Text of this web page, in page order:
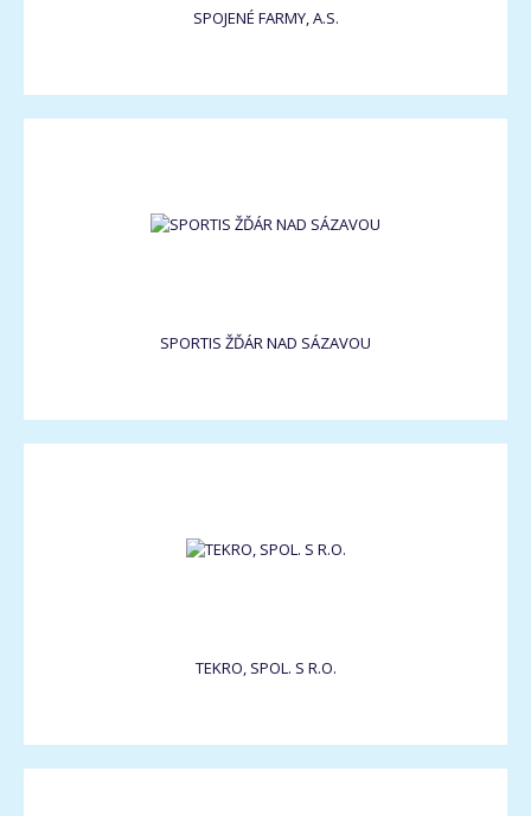
SPOJENÉ FARMY, A.S.
SPORTIS ŽĎÁR NAD SÁZAVOU
TEKRO, SPOL. S R.O.